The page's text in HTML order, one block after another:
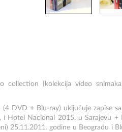
collection (kolekcija video
(4 DVD + Blu-ray) uključuje zapise
i Hotel Nacional 2015. u Sarajevu
25.11.2011. godine u Beogradu i